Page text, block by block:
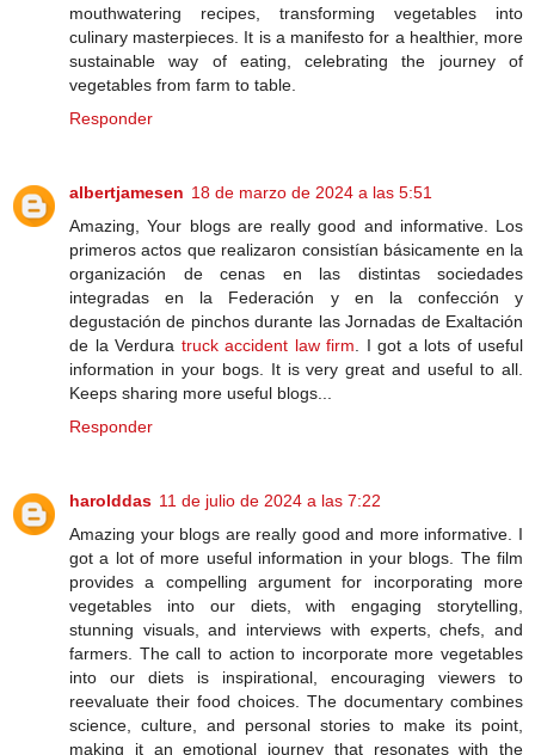
mouthwatering recipes, transforming vegetables into
culinary masterpieces. It is a manifesto for a healthier, more
sustainable way of eating, celebrating the journey of
vegetables from farm to table.
Responder
albertjamesen 18 de marzo de 2024 a las 5:51
Amazing, Your blogs are really good and informative. Los
primeros actos que realizaron consistían básicamente en la
organización de cenas en las distintas sociedades
integradas en la Federación y en la confección y
degustación de pinchos durante las Jornadas de Exaltación
de la Verdura truck accident law firm . I got a lots of useful
information in your bogs. It is very great and useful to all.
Keeps sharing more useful blogs...
Responder
harolddas 11 de julio de 2024 a las 7:22
Amazing your blogs are really good and more informative. I
got a lot of more useful information in your blogs. The film
provides a compelling argument for incorporating more
vegetables into our diets, with engaging storytelling,
stunning visuals, and interviews with experts, chefs, and
farmers. The call to action to incorporate more vegetables
into our diets is inspirational, encouraging viewers to
reevaluate their food choices. The documentary combines
science, culture, and personal stories to make its point,
making it an emotional journey that resonates with the